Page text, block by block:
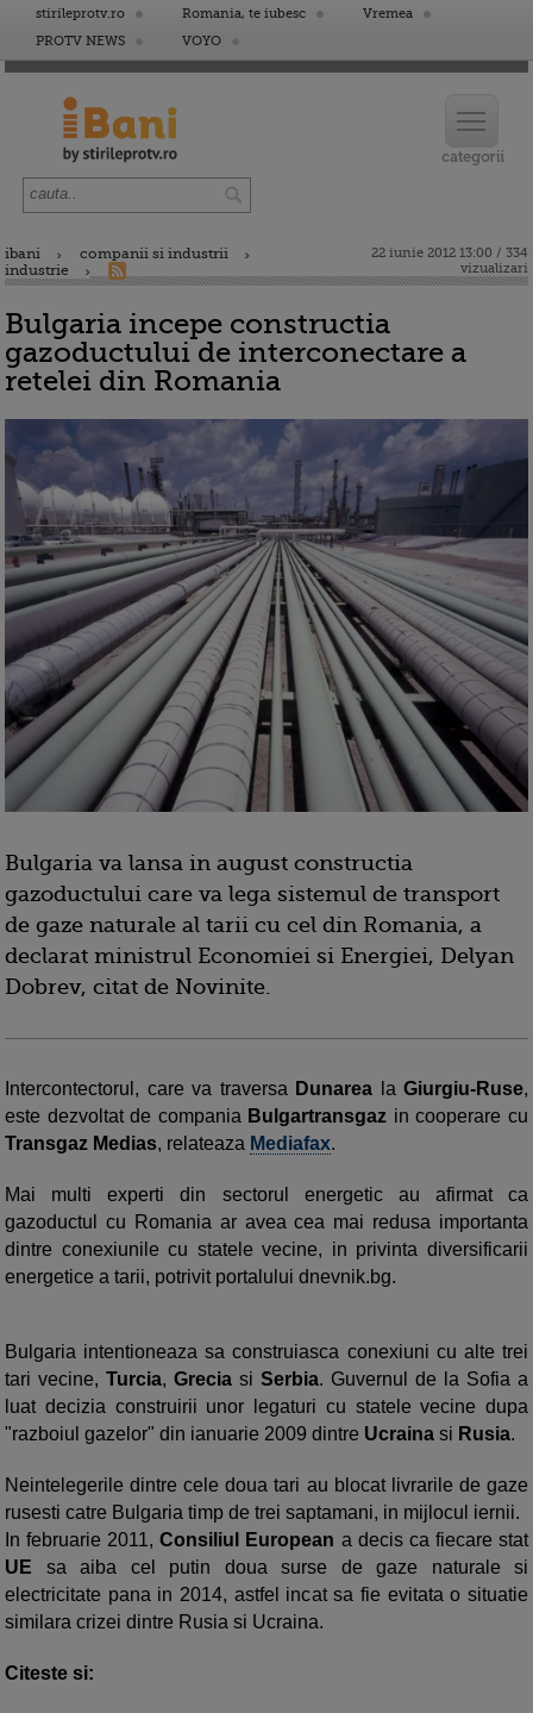
stirileprotv.ro Romania, te iubesc
Vremea
PROTV NEWS
VOYO
ibani
companii si industrii
industrie
22 iunie 2012 13:00 / 334
vizualizari
Bulgaria incepe constructia
gazoductului de interconectare a
retelei din Romania
Bulgaria va lansa in august constructia
gazoductului care va lega sistemul de transport
de gaze naturale al tarii cu cel din Romania, a
declarat ministrul Economiei si Energiei, Delyan
Dobrev, citat de Novinite.
Intercontectorul, care va traversa Dunarea la Giurgiu-Ruse,
este dezvoltat de compania Bulgartransgaz in cooperare cu
Transgaz Medias, relateaza Mediafax.
Mai multi experti din sectorul energetic au afirmat ca
gazoductul cu Romania ar avea cea mai redusa importanta
dintre conexiunile cu statele vecine, in privinta diversificarii
energetice a tarii, potrivit portalului dnevnik.bg.
Bulgaria intentioneaza sa construiasca conexiuni cu alte trei
tari vecine, Turcia, Grecia si Serbia. Guvernul de la Sofia a
luat decizia construirii unor legaturi cu statele vecine dupa
"razboiul gazelor" din ianuarie 2009 dintre Ucraina si Rusia.
Neintelegerile dintre cele doua tari au blocat livrarile de gaze
rusesti catre Bulgaria timp de trei saptamani, in mijlocul iernii.
In februarie 2011,Consiliul European a decis ca fiecare stat
UE sa aiba cel putin doua surse de gaze naturale si
electricitate pana in 2014, astfel incat sa fie evitata o situatie
similara crizei dintre Rusia si Ucraina.
Citeste si: